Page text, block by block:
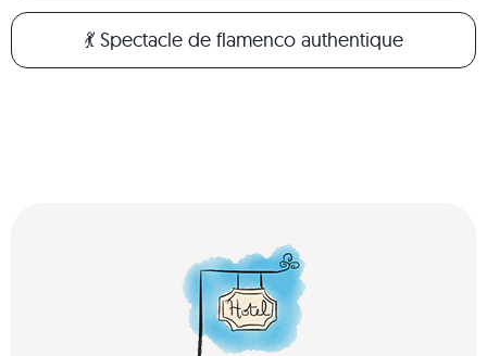
💃 Spectacle de flamenco authentique